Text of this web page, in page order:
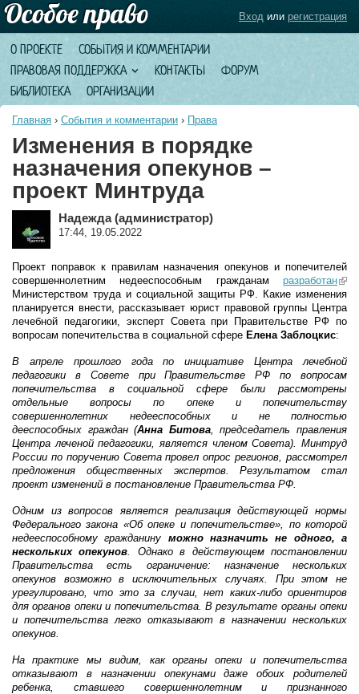
О ПРОЕКТЕ
СОБЫТИЯ И КОММЕНТАРИИ
ПРАВОВАЯ ПОДДЕРЖКА
КОНТАКТЫ
ФОРУМ
БИБЛИОТЕКА
ОРГАНИЗАЦИИ
Вход или регистрация
Главная › События и комментарии › Права
Изменения в порядке
назначения опекунов –
проект Минтруда
Надежда (администратор)
17:44, 19.05.2022
Проект поправок к правилам назначения опекунов и попечителей
совершеннолетним недееспособным гражданам разработан
Министерством труда и социальной защиты РФ. Какие изменения
планируется внести, рассказывает юрист правовой группы Центра
лечебной педагогики, эксперт Совета при Правительстве РФ по
вопросам попечительства в социальной сфере Елена Заблоцкис:
В апреле прошлого года по инициативе Центра лечебной
педагогики в Совете при Правительстве РФ по вопросам
попечительства в социальной сфере были рассмотрены
отдельные вопросы по опеке и попечительству
совершеннолетних недееспособных и не полностью
дееспособных граждан (Анна Битова, председатель правления
Центра леченой педагогики, является членом Совета). Минтруд
России по поручению Совета провел опрос регионов, рассмотрел
предложения общественных экспертов. Результатом стал
проект изменений в постановление Правительства РФ.
Одним из вопросов является реализация действующей нормы
Федерального закона «Об опеке и попечительстве», по которой
недееспособному гражданину можно назначить не одного, а
нескольких опекунов. Однако в действующем постановлении
Правительства есть ограничение: назначение нескольких
опекунов возможно в исключительных случаях. При этом не
урегулировано, что это за случаи, нет каких-либо ориентиров
для органов опеки и попечительства. В результате органы опеки
и попечительства легко отказывают в назначении нескольких
опекунов.
На практике мы видим, как органы опеки и попечительства
отказывают в назначении опекунами даже обоих родителей
ребенка, ставшего совершеннолетним и признанного